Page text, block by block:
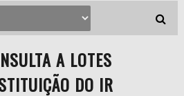
A LOTES
DO IR